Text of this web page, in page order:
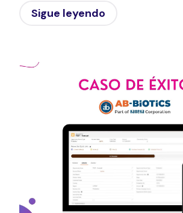
Sigue leyendo